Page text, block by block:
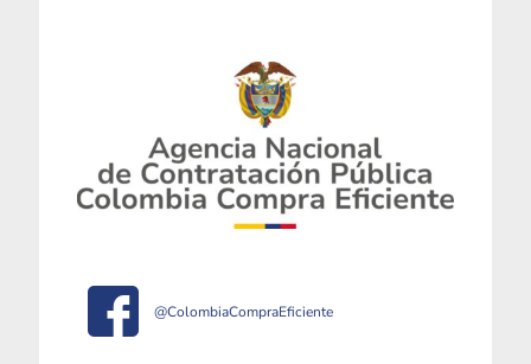
@ColombiaCompraEficiente